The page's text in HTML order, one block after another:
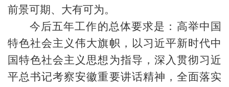
前景可期、大有可为。
今后五年工作的总体要求是：高举中国
特色社会主义伟大旗帜，以习近平新时代中
国特色社会主义思想为指导，深入贯彻习近
平总书记考察安徽重要讲话精神，全面落实